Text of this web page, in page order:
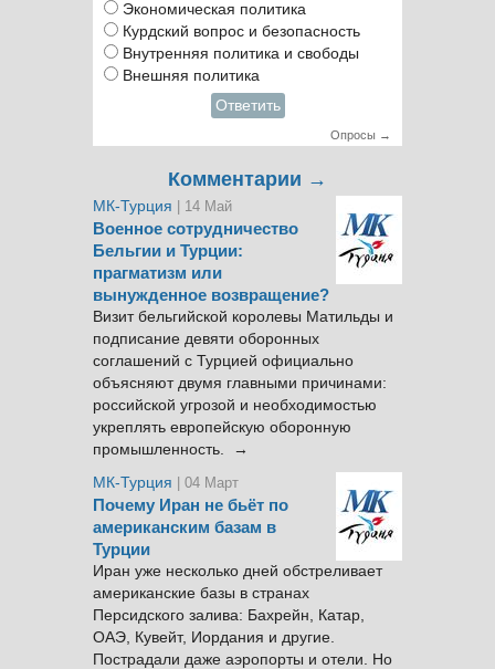
Экономическая политика
Курдский вопрос и безопасность
Внутренняя политика и свободы
Внешняя политика
Ответить
Опросы →
Комментарии →
МК-Турция | 14 Май
Военное сотрудничество
Бельгии и Турции:
прагматизм или
вынужденное возвращение?
Визит бельгийской королевы Матильды и
подписание девяти оборонных
соглашений с Турцией официально
объясняют двумя главными причинами:
российской угрозой и необходимостью
укреплять европейскую оборонную
промышленность. →
МК-Турция
| 04 Март
Почему Иран не бьёт по
американским базам в
Турции
Иран уже несколько дней обстреливает
американские базы в странах
Персидского залива: Бахрейн, Катар,
ОАЭ, Кувейт, Иордания и другие.
Пострадали даже аэропорты и отели. Но